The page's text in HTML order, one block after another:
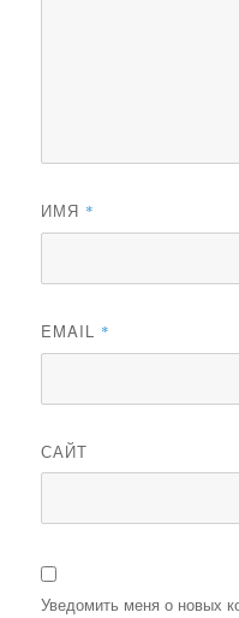
ИМЯ *
EMAIL *
САЙТ
Уведомить меня о новых